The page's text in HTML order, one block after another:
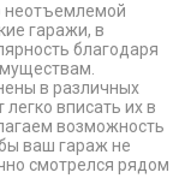
неотъемлемой
гаражи, в
благодаря
в различных
вписать их в
возможность
ваш гараж не
смотрелся рядом